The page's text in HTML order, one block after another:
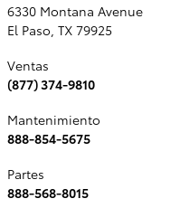
6330 Montana Avenue
El Paso TX 79925
Ventas
(877) 374-9810
Mantenimiento
888-854-5675
Partes
888-568-8015